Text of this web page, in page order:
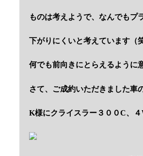
ものは考えようで、なんでもプ
下がりにくいと考えています（笑
何でも前向きにとらえるように
さて、ご成約いただきました車
K様にクライスラー３００C、